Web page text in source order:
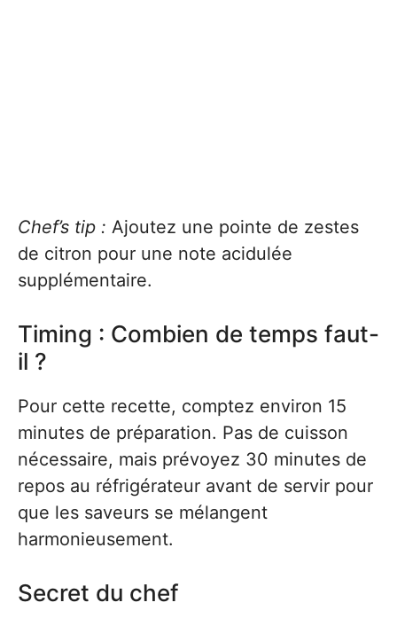
Chef’s tip : Ajoutez une pointe de zestes
de citron pour une note acidulée
supplémentaire.
Timing : Combien de temps faut-
il ?
Pour cette recette, comptez environ 15
minutes de préparation. Pas de cuisson
nécessaire, mais prévoyez 30 minutes de
repos au réfrigérateur avant de servir pour
que les saveurs se mélangent
harmonieusement.
Secret du chef